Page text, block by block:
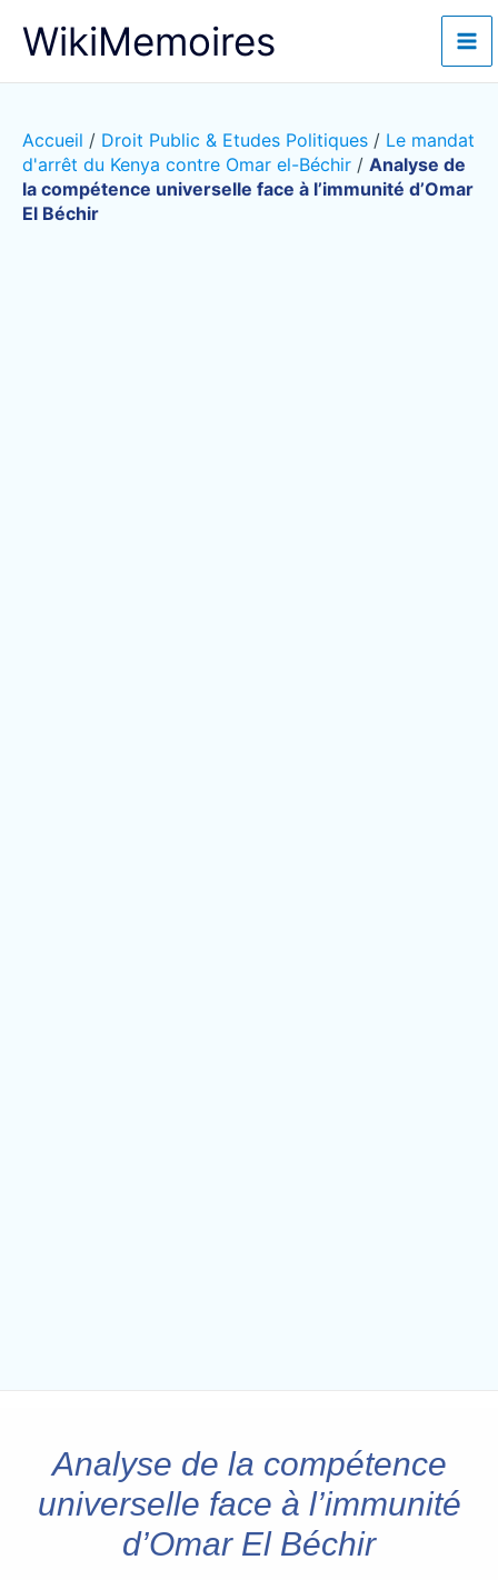
WikiMemoires
Accueil / Droit Public & Etudes Politiques / Le mandat
d'arrêt du Kenya contre Omar el-Béchir / Analyse de
la compétence universelle face à l’immunité d’Omar
El Béchir
Analyse de la compétence
universelle face à l’immunité
d’Omar El Béchir